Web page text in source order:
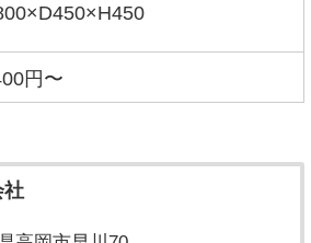
円〜
社